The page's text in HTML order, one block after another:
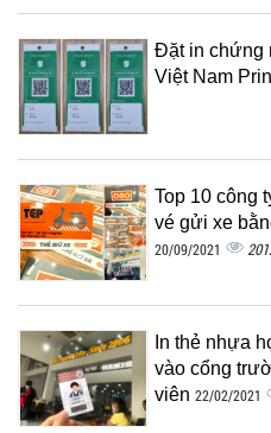
Đặt in chứng
Việt Nam
Top 10 công
vé gửi xe
20/09/2021
In thẻ nhựa
vào cổng
viên 22/02/2021